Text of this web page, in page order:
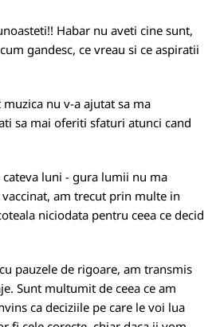
Habar nu aveti cine sunt,
gandesc, ce vreau si ce aspiratii
nu v-a ajutat sa ma
sa mai oferiti sfaturi atunci cand
luni - gura lumii nu ma
am trecut prin multe in
niciodata pentru ceea ce decid
pauzele de rigoare, am transmis
Sunt multumit de ceea ce am
ca deciziile pe care le voi lua